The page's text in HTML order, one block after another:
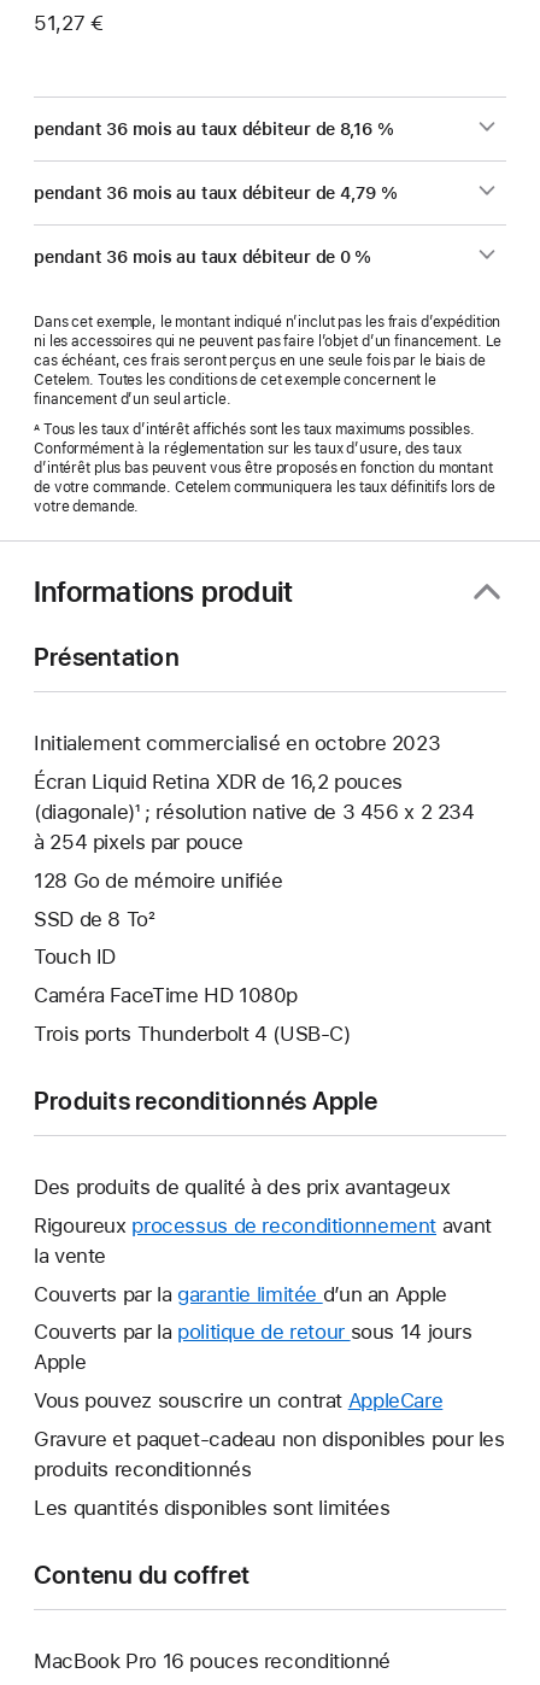
51,27 €
pendant 36 mois au taux débiteur de 8,16 %
pendant 36 mois au taux débiteur de 4,79 %
pendant 36 mois au taux débiteur de 0 %
Dans cet exemple, le montant indiqué n’inclut pas les frais d’expédition
ni les accessoires qui ne peuvent pas faire l’objet d’un financement. Le
cas échéant, ces frais seront perçus en une seule fois par le biais de
Cetelem. Toutes les conditions de cet exemple concernent le
financement d’un seul article.
ATous les taux d’intérêt affichés sont les taux maximums possibles.
Conformément à la réglementation sur les taux d’usure, des taux
d’intérêt plus bas peuvent vous être proposés en fonction du montant
de votre commande. Cetelem communiquera les taux définitifs lors de
votre demande.
Informations produit
Présentation
Initialement commercialisé en octobre 2023
Écran Liquid Retina XDR de 16,2 pouces
(diagonale)¹ ; résolution native de 3 456 x 2 234
à 254 pixels par pouce
128 Go de mémoire unifiée
SSD de 8 To²
Touch ID
Caméra FaceTime HD 1080p
Trois ports Thunderbolt 4 (USB-C)
Produits reconditionnés Apple
Des produits de qualité à des prix avantageux
Rigoureux processus de reconditionnement avant
la vente
Couverts par la garantie limitée Une
nouvelle
d’un an Apple
Couverts par la politique de retour Une
fenêtre
sous 14 jours
Apple
Vous pouvez souscrire un contrat AppleCare
nouvelle
Gravure et paquet-cadeau non disponibles pour les
produits reconditionnés
Les quantités disponibles sont limitées
Contenu du coffret
MacBook Pro 16 pouces reconditionné